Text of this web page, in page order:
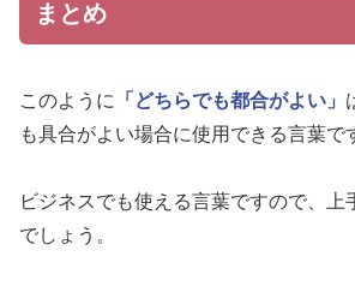
まとめ
このように 「どちらでも都合がよい」
も具合がよい場合に使用できる言葉で
ビジネスでも使える言葉ですので、上
でしょう。